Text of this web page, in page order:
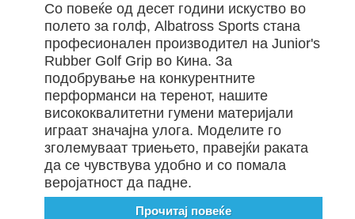
Со повеќе од десет години искуство во
полето за голф, Albatross Sports стана
професионален производител на Junior's
Rubber Golf Grip во Кина. За
подобрување на конкурентните
перформанси на теренот, нашите
висококвалитетни гумени материјали
играат значајна улога. Моделите го
зголемуваат триењето, правејќи раката
да се чувствува удобно и со помала
веројатност да падне.
Прочитај повеќе